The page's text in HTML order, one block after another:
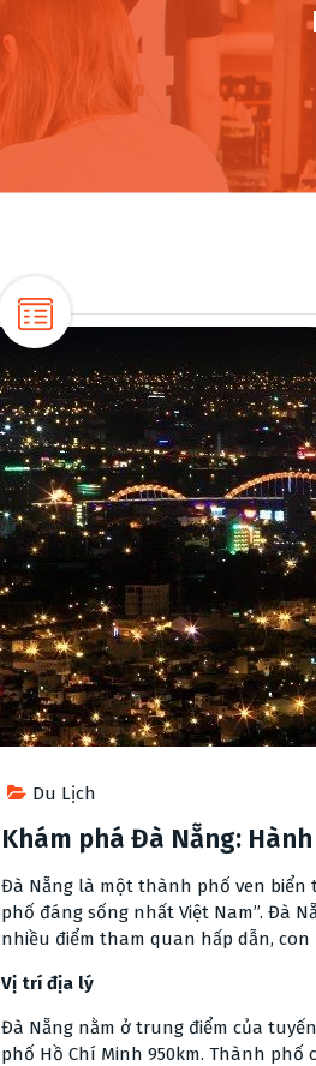
Du Lịch
Khám phá Đà Nẵng:
Đà Nẵng là một thành phố ven biển
phố đáng sống nhất Việt Nam”. Đà
nhiều điểm tham quan hấp dẫn,
Vị trí địa lý
Đà Nẵng nằm ở trung điểm của
phố Hồ Chí Minh 950km. Thành phố